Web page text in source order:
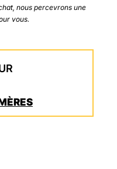
nous percevrons une
vous.